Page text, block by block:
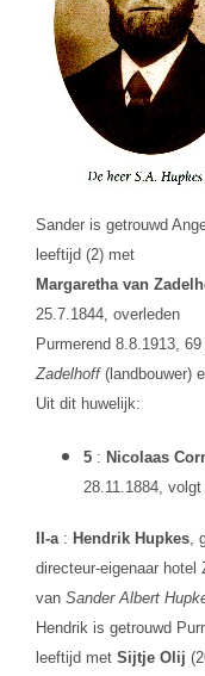
Sander is getrouwd
leeftijd (2) met
Margaretha van
25.7.1844, overleden
Purmerend 8.8.1913,
Zadelhoff(landbouwer)
Uit dit huwelijk:
5 : Nicolaas
28.11.1884, volgt
II-a : Hendrik Hupkes,
directeur-eigenaar hotel
van Sander Albert
Hendrik is getrouwd
leeftijd met Sijtje Olij